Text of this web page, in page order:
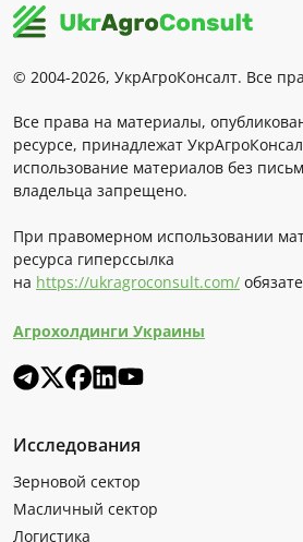
© 2004-2026, УкрАгроКонсалт. Все
Все права на материалы,
ресурсе, принадлежат
использование материалов без
владельца запрещено.
При правомерном использовании
ресурса гиперссылка
на https://ukragroconsult.com/
Агрохолдинги Украины
Исследования
Зерновой сектор
Масличный сектор
Логистика